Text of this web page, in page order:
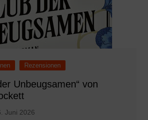
Rezensionen
Unbeugsamen“ von
Juni 2026